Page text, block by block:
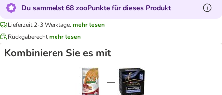
Du sammelst 68 zooPunkte für dieses Produkt
Lieferzeit 2-3 Werktage. mehr lesen
Rückgaberechtmehr lesen
Kombinieren Sie es mit